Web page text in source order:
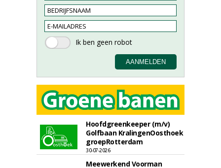
Hoofdgreenkeeper (m/v)
Golfbaan KralingenOosthoek
groepRotterdam
30-07-2026
Meewerkend Voorman